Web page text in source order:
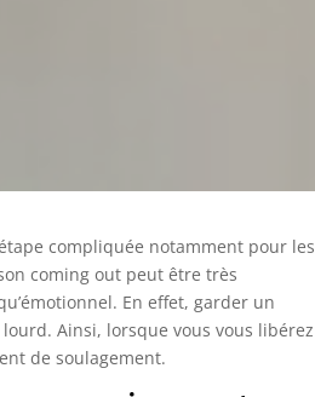
compliquée notamment pour les
coming out peut être très
En effet, garder un
Ainsi, lorsque vous vous libérez
de soulagement.